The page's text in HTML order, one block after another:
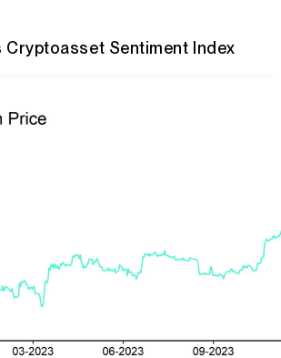
Cryptoasset Sentiment Index